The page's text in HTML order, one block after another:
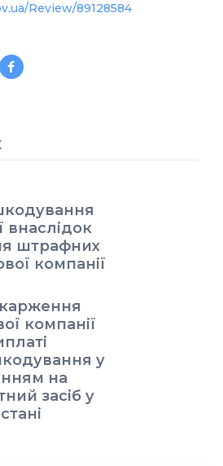
Review/89128584
внаслідок
штрафних
компанії
компанії
у
на
засіб у